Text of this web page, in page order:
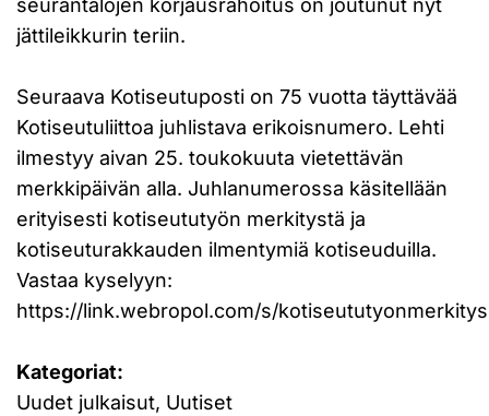
seurantalojen korjausrahoitus on joutunut nyt
jättileikkurin teriin.
Seuraava Kotiseutuposti on 75 vuotta täyttävää
Kotiseutuliittoa juhlistava erikoisnumero. Lehti
ilmestyy aivan 25. toukokuuta vietettävän
merkkipäivän alla. Juhlanumerossa käsitellään
erityisesti kotiseututyön merkitystä ja
kotiseuturakkauden ilmentymiä kotiseuduilla.
Vastaa kyselyyn:
https://link.webropol.com/s/kotiseututyonmerkitys
Kategoriat:
Uudet julkaisut, Uutiset